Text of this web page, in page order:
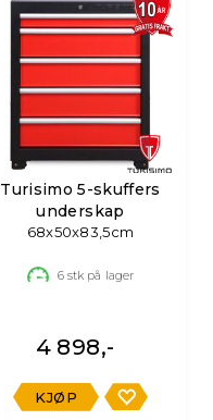
Turisimo 5-skuffers
underskap
68x50x83,5cm
6stk på lager
4 898,-
KJØP